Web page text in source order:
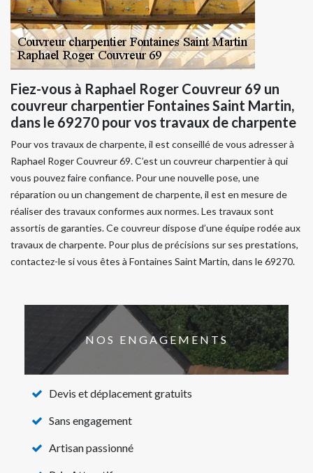
Fiez-vous à Raphael Roger Couvreur 69 un
couvreur charpentier Fontaines Saint Martin,
dans le 69270 pour vos travaux de charpente
Pour vos travaux de charpente, il est conseillé de vous adresser à
Raphael Roger Couvreur 69. C’est un couvreur charpentier à qui
vous pouvez faire confiance. Pour une nouvelle pose, une
réparation ou un changement de charpente, il est en mesure de
réaliser des travaux conformes aux normes. Les travaux sont
assortis de garanties. Ce couvreur dispose d’une équipe rodée aux
travaux de charpente. Pour plus de précisions sur ses prestations,
contactez-le si vous êtes à Fontaines Saint Martin, dans le 69270.
NOS ENGAGEMENTS
Devis et déplacement gratuits
Sans engagement
Artisan passionné